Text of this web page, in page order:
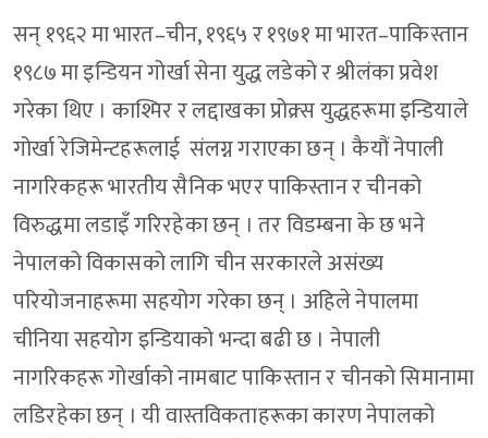
सन् १९६२ मा भारत–चीन, १९६५ र १९७१ मा भारत–पाकिस्तान
१९८७ मा इन्डियन गोर्खा सेना युद्ध लडेको र श्रीलंका प्रवेश
गरेका थिए । काश्मिर र लद्दाखका प्रोक्र्स युद्धहरूमा इन्डियाले
गोर्खा रेजिमेन्टहरूलाई संलग्न गराएका छन् । कैयौं नेपाली
नागरिकहरू भारतीय सैनिक भएर पाकिस्तान र चीनको
विरुद्धमा लडाइँ गरिरहेका छन् । तर विडम्बना के छ भने
नेपालको विकासको लागि चीन सरकारले असंख्य
परियोजनाहरूमा सहयोग गरेका छन् । अहिले नेपालमा
चीनिया सहयोग इन्डियाको भन्दा बढी छ । नेपाली
नागरिकहरू गोर्खाको नामबाट पाकिस्तान र चीनको सिमानामा
लडिरहेका छन् । यी वास्तविकताहरूका कारण नेपालको